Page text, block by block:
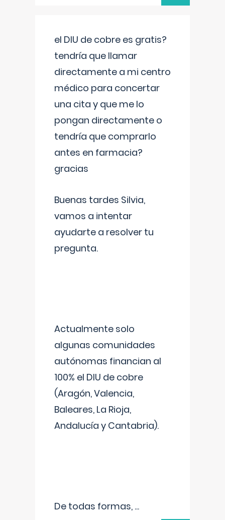
el DIU de cobre es gratis?
tendría que llamar
directamente a mi centro
médico para concertar
una cita y que me lo
pongan directamente o
tendría que comprarlo
antes en farmacia?
gracias
Buenas tardes Silvia,
vamos a intentar
ayudarte a resolver tu
pregunta.
Actualmente solo
algunas comunidades
autónomas financian al
100% el DIU de cobre
(Aragón, Valencia,
Baleares, La Rioja,
Andalucía y Cantabria).
De todas formas, ...